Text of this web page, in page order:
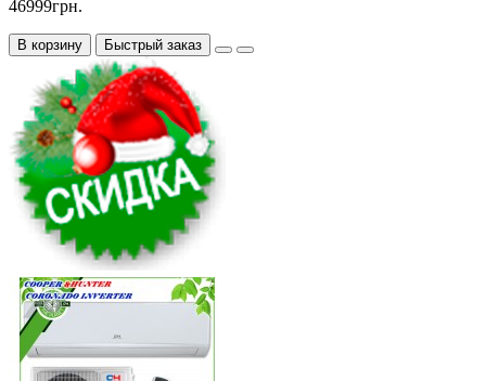
46999грн.
В корзину Быстрый заказ